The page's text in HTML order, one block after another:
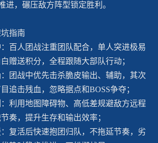
进，碾压敌方阵型锁定胜利。
指南
百人团战注重团队配合，单人突进极易
赠送积分，全程跟随大部队行动；
团战中优先击杀脆皮输出、辅助，其次
追击残血，忽略据点和BOSS争夺；
利用地图障碍物、高低差规避敌方远程
奏，提升生存和输出效率；
复活后快速抱团归队，不拖延节奏，劣